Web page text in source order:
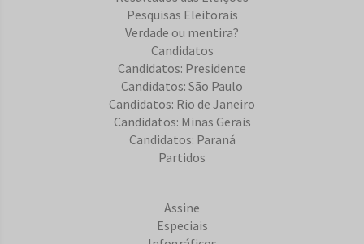
Pesquisas Eleitorais
Verdade ou mentira?
Candidatos
Candidatos: Presidente
Candidatos: São Paulo
Candidatos: Rio de Janeiro
Candidatos: Minas Gerais
Candidatos: Paraná
Partidos
Assine
Especiais